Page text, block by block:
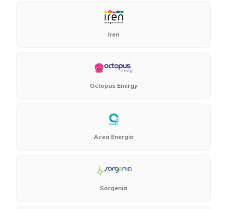
Iren
Octopus Energy
Acea Energia
Sorgenia